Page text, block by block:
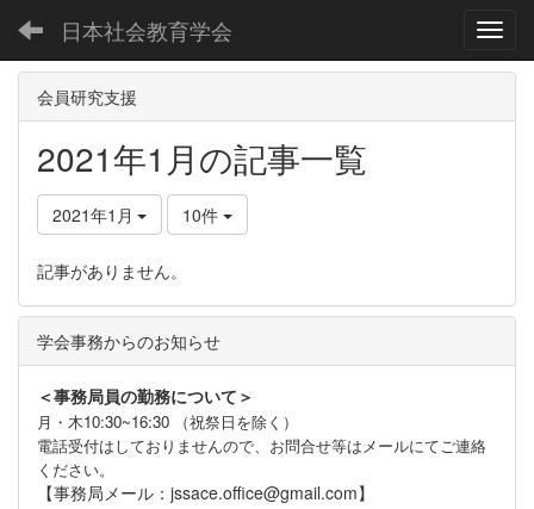
日本社会教育学会
会員研究支援
2021年1月の記事一覧
2021年1月 10件
記事がありません。
学会事務からのお知らせ
＜事務局員の勤務について＞
月・木10:30~16:30 （祝祭日を除く）
電話受付はしておりませんので、お問合せ等はメールにてご連絡
ください。
【事務局メール：jssace.office@gmail.com】